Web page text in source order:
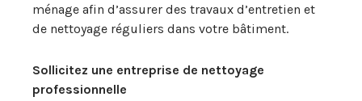
ménage afin d’assurer des travaux d’entretien et
de nettoyage réguliers dans votre bâtiment.
Sollicitez une entreprise de nettoyage
professionnelle